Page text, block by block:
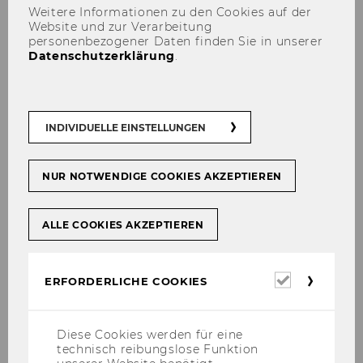
ak­ti­veEx­pert*innen-​Sessions, die dir hel­fen
die Ver­bin­dung zwi­schen Wohl­be­fin­den und
ef­fek­ti­vem Ler­nen bes­ser zu ver­ste­hen. Alle
dich an­spre­chen:
Weitere Informationen zu den Cookies auf der
Website und zur Verarbeitung
personenbezogener Daten finden Sie in unserer
Datenschutzerklärung
INDIVIDUELLE EINSTELLUNGEN
NUR NOTWENDIGE COOKIES AKZEPTIEREN
ALLE COOKIES AKZEPTIEREN
ERFORDERLICHE COOKIES
Diese Cookies werden für eine
technisch reibungslose Funktion